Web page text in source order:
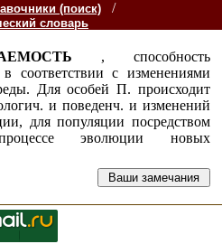
(поиск) /
словарь
, способность
соответствии с изменениями
Для особей П. происходит
и поведенч. и изменений
для популяции посредством
эволюции новых